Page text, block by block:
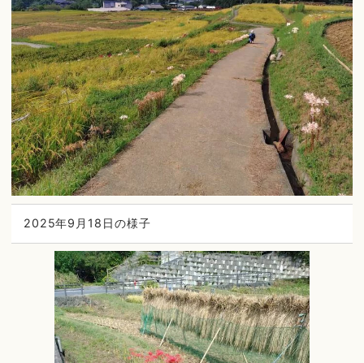
2025年9月18日の様子